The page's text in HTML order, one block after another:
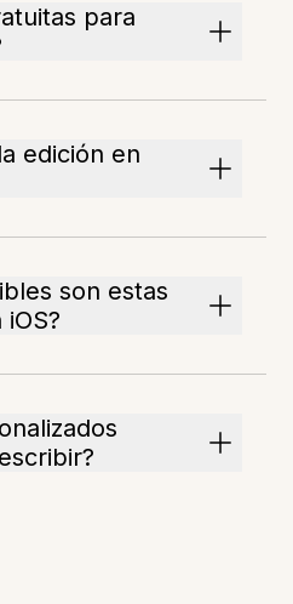
para
edición en
son estas